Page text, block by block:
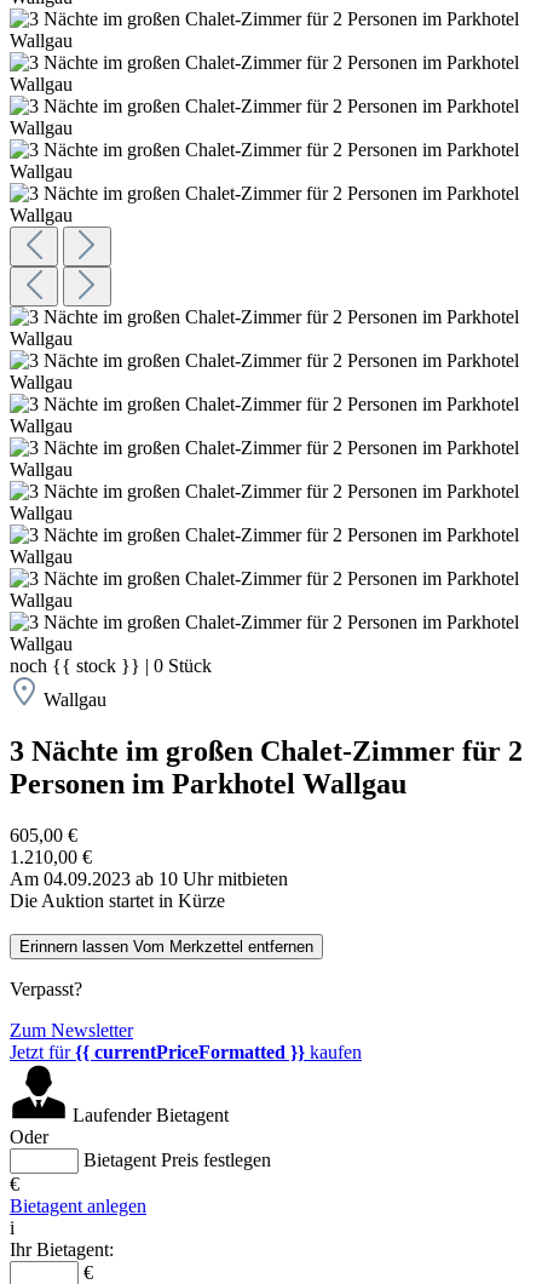
noch {{ stock }} | 0 Stück
Wallgau
3 Nächte im großen Chalet-Zimmer für 2
Personen im Parkhotel Wallgau
605,00 €
1.210,00 €
Am 04.09.2023 ab 10 Uhr mitbieten
Die Auktion startet in Kürze
Erinnern lassen Vom Merkzettel entfernen
Verpasst?
Zum Newsletter
Jetzt für{{ currentPriceFormatted }} kaufen
Laufender Bietagent
Oder
Bietagent Preis festlegen
€
Bietagent anlegen
i
Ihr Bietagent:
€